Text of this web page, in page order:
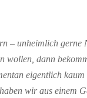
– unheimlich gerne
wollen, dann
eigentlich
wir aus einem